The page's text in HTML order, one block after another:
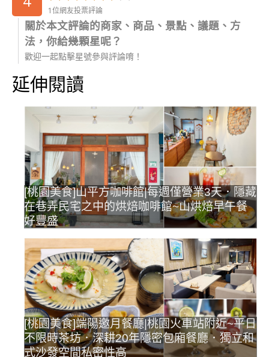
1位網友投票評論
關於本文評論的商家、商品、景點、議題、方
法，你給幾顆星呢？
歡迎一起點擊星號參與評論唷！
延伸閱讀
[桃園美食]山平方咖啡館|每週僅營業3天．隱藏
在巷弄民宅之中的烘焙咖啡館~山烘焙早午餐
好豐盛
[桃園美食]端陽邀月餐廳|桃園火車站附近~平日
不限時茶坊．深耕20年隱密包廂餐廳．獨立和
式沙發空間私密性高